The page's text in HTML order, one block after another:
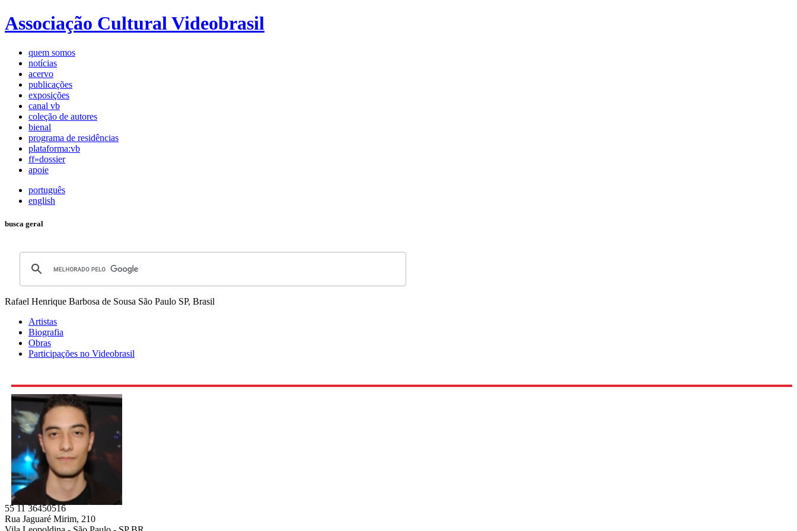
Associação Cultural Videobrasil
quem somos
notícias
acervo
publicações
exposições
canal vb
coleção de autores
bienal
programa de residências
plataforma:vb
ff»dossier
apoie
português
english
busca geral
Rafael Henrique Barbosa de Sousa São Paulo SP, Brasil
Artistas
Biografia
Obras
Participações no Videobrasil
55 11 36450516
Rua Jaguaré Mirim, 210